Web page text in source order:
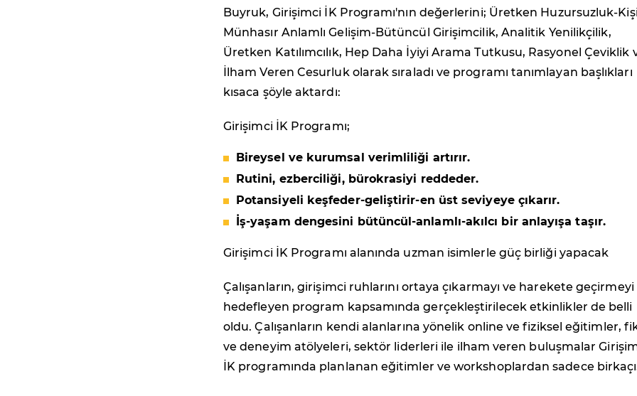
Buyruk, Girişimci İK Programı'nın değerlerini; Üretken Huzursuzluk-
Münhasır Anlamlı Gelişim-Bütüncül Girişimcilik, Analitik Yenilikçilik,
Üretken Katılımcılık, Hep Daha İyiyi Arama Tutkusu, Rasyonel Çeviklik
İlham Veren Cesurluk olarak sıraladı ve programı tanımlayan başlıkları
kısaca şöyle aktardı:
Girişimci İK Programı;
Bireysel ve kurumsal verimliliği artırır.
Rutini, ezberciliği, bürokrasiyi reddeder.
Potansiyeli keşfeder-geliştirir-en üst seviyeye çıkarır.
İş-yaşam dengesini bütüncül-anlamlı-akılcı bir anlayışa taşır.
Girişimci İK Programı alanında uzman isimlerle güç birliği yapacak
Çalışanların, girişimci ruhlarını ortaya çıkarmayı ve harekete geçirmeyi
hedefleyen program kapsamında gerçekleştirilecek etkinlikler de belli
oldu. Çalışanların kendi alanlarına yönelik online ve fiziksel eğitimler,
ve deneyim atölyeleri, sektör liderleri ile ilham veren buluşmalar
İK programında planlanan eğitimler ve workshoplardan sadece